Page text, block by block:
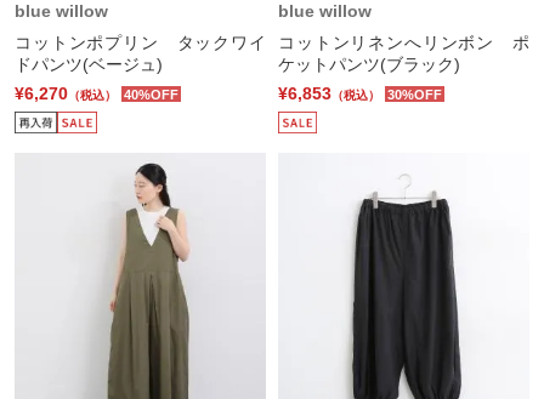
blue willow
コットンポプリン タックワイ
ドパンツ(ベージュ)
¥6,270 （税込） 40%OFF
blue willow
コットンリネンへリンボン ポ
ケットパンツ(ブラック)
¥6,853 （税込） 30%OFF